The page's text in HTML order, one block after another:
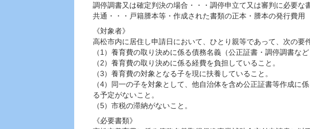
調停調書又は確定判決の場合・・・調停申立て又は審判に必要な
共通・・・戸籍謄本等・作成された書類の正本・謄本の発行費用
《対象者》
高松市内に居住し申請日において、ひとり親等であって、次の要
（1）養育費の取り決めに係る債務名義（公正証書・調停調書など
（2）養育費の取り決めに係る経費を負担していること。
（3）養育費の対象となる子を現に扶養していること。
（4）同一の子を対象として、他自治体を含め公正証書等作成に
る予定がないこと。
（5）市税の滞納がないこと。
《必要書類》